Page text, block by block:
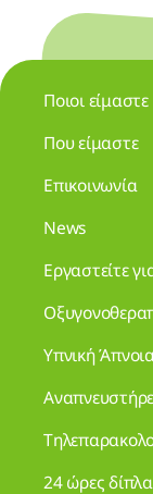
Ποιοι είμαστε
Που είμαστε
Επικοινωνία
News
Εργαστείτε
Υπνική
24 ώρες